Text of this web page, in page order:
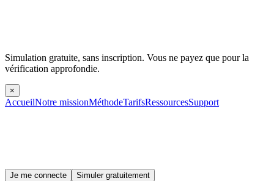
Simulation gratuite, sans inscription. Vous ne payez que pour la
vérification approfondie.
×
AccueilNotre missionMéthodeTarifsRessourcesSupport
Je me connecte Simuler gratuitement